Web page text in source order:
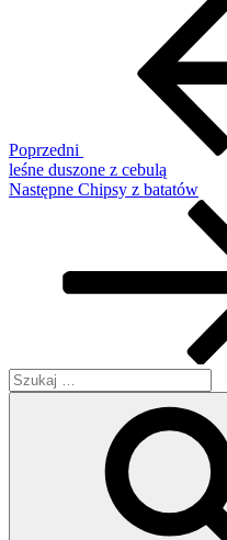
Poprzedni
leśne duszone z cebulą
Następny
Następne Chipsy z batatów
Szukaj: